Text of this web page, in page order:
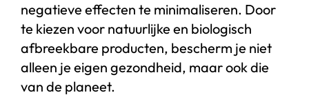
negatieve effecten te minimaliseren. Door
te kiezen voor natuurlijke en biologisch
afbreekbare producten, bescherm je niet
alleen je eigen gezondheid, maar ook die
van de planeet.